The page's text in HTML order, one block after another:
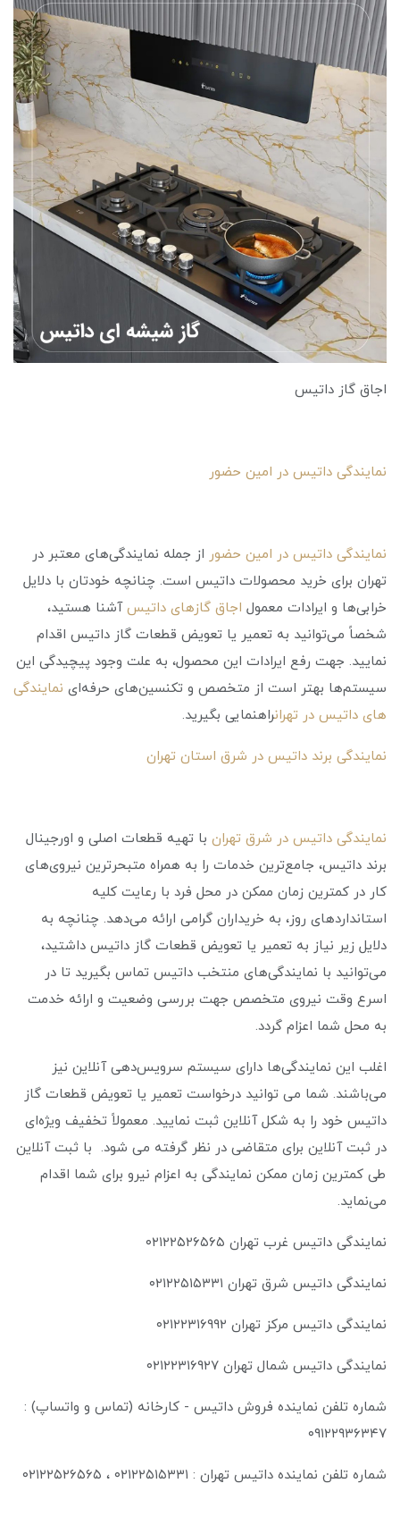
اجاق گاز داتیس
نمایندگی داتیس در امین حضور
نمایندگی داتیس در امین حضور از جمله نمایندگی‌های معتبر در
تهران برای خرید محصولات داتیس است. چنانچه خودتان با دلایل
خرابی‌ها و ایرادات معمول اجاق گازهای داتیسآشنا هستید،
شخصاً می‌توانید به تعمیر یا تعویض قطعات گاز داتیس اقدام
نمایید. جهت رفع ایرادات این محصول، به علت وجود پیچیدگی این
سیستم‌ها بهتر است از متخصص و تکنسین‌های حرفه‌ای نمایندگی
های داتیس در تهرانراهنمایی بگیرید.
نمایندگی برند داتیس در شرق استان تهران
نمایندگی داتیس در شرق تهران با تهیه قطعات اصلی و اورجینال
برند داتیس، جامع‌ترین خدمات را به همراه متبحرترین نیروی‌های
کار در کمترین زمان ممکن در محل فرد با رعایت کلیه
استانداردهای روز، به خریداران گرامی ارائه می‌دهد. چنانچه به
دلایل زیر نیاز به تعمیر یا تعویض قطعات گاز داتیس داشتید،
می‌توانید با نمایندگی‌های منتخب داتیس تماس بگیرید تا در
اسرع وقت نیروی متخصص جهت بررسی وضعیت و ارائه خدمت
به محل شما اعزام گردد.
اغلب این نمایندگی‌ها دارای سیستم سرویس‌دهی آنلاین نیز
می‌باشند. شما می توانید درخواست تعمیر یا تعویض قطعات گاز
داتیس خود را به شکل آنلاین ثبت نمایید. معمولاً تخفیف ویژه‌ای
در ثبت آنلاین برای متقاضی در نظر گرفته می شود. با ثبت آنلاین
طی کمترین زمان ممکن نمایندگی به اعزام نیرو برای شما اقدام
می‌نماید.
نمایندگی داتیس غرب تهران ۰۲۱۲۲۵۲۶۵۶۵
نمایندگی داتیس شرق تهران ۰۲۱۲۲۵۱۵۳۳۱
نمایندگی داتیس مرکز تهران ۰۲۱۲۲۳۱۶۹۹۲
نمایندگی داتیس شمال تهران ۰۲۱۲۲۳۱۶۹۲۷
شماره تلفن نماینده فروش داتیس - کارخانه (تماس و واتساپ) :
۰۹۱۲۲۹۳۶۳۴۷
شماره تلفن نماینده داتیس تهران : ۰۲۱۲۲۵۱۵۳۳۱ ، ۰۲۱۲۲۵۲۶۵۶۵